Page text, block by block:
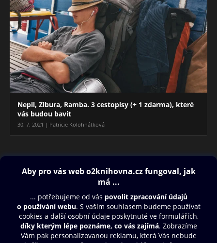
Nepil, Zibura, Ramba. 3 cestopisy (+ 1 zdarma), které
vás budou bavit
30. 7. 2021 | Patricie Kolohnátková
Blog
Obsah ke stažení
Moje O2 Knihovna
Další zábava